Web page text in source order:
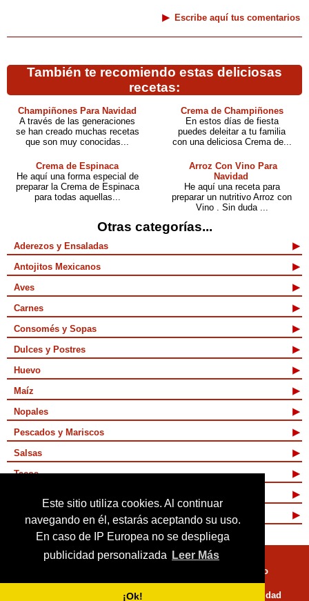
Este sitio utiliza cookies. Al continuar
navegando en él, estarás aceptando su uso.
En caso de IP Europea no se despliega
publicidad personalizada
Leer Más
¡Ok!
Escribe aquí tus comentarios
También te recomiendo estas deliciosas
recetas:
Champiñones Para Navidad
A través de las generaciones
se han creado muchas recetas
que son muy conocidas...
Crema de Champiñones
En estos días de fiesta
puedes deleitar a tu familia
con una deliciosa Crema de...
Crema de Espinaca
He aquí una forma especial de
preparar la Crema de Espinaca
para todas aquellas...
Arroz Con Vino Para
Navidad
He aquí una receta para
preparar un nutritivo Arroz con
Vino . Sin duda ...
Otras categorías...
Aderezos y Ensaladas
Antojitos Mexicanos
Aves
Carnes
Consomés y Sopas
Dulces y Postres
Huevo
Maíz
Nopales
Pescados y Mariscos
Salsas
Tacos
Vegetarianas
Términos de Uso
Políticas de Privacidad